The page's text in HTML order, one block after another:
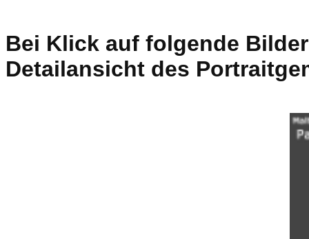
Bei Klick auf folgende
Detailansicht des